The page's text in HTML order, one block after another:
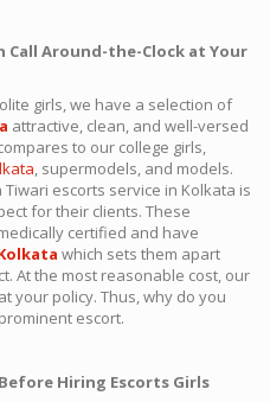
Call Around-the-Clock at Your
girls, we have a selection of
attractive, clean, and well-versed
to our college girls,
, supermodels, and models.
escorts service in Kolkata is
for their clients. These
certified and have
which sets them apart
At the most reasonable cost, our
your policy. Thus, why do you
escort.
Hiring Escorts Girls